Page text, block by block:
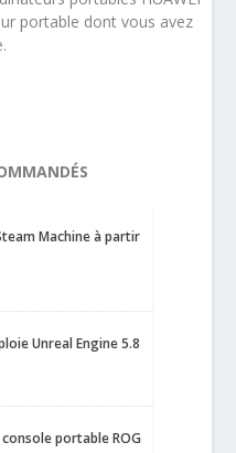
portable dont vous avez
Machine à partir
Unreal Engine 5.8
portable ROG